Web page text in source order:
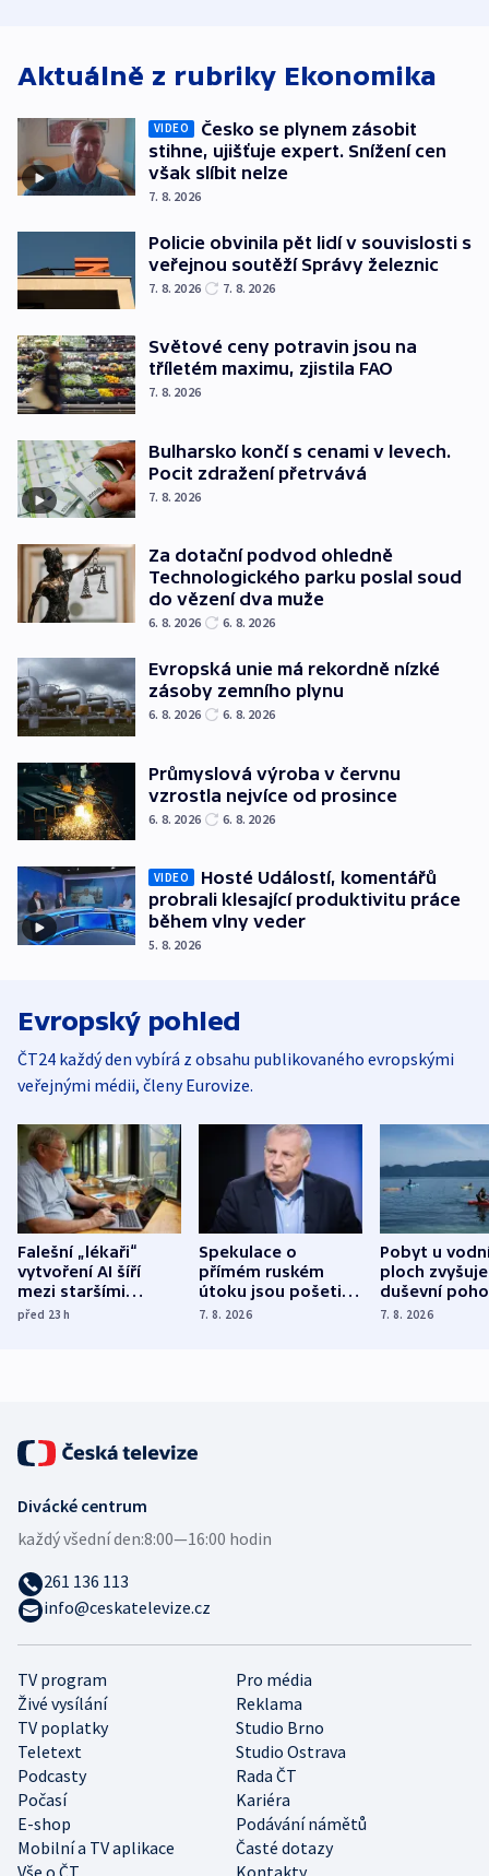
Aktuálně z rubriky Ekonomika
VIDEO
Česko se plynem zásobit
stihne, ujišťuje expert. Snížení cen
však slíbit nelze
7. 8. 2026
Policie obvinila pět lidí v souvislosti s
veřejnou soutěží Správy železnic
7. 8. 2026 7. 8. 2026
Světové ceny potravin jsou na
tříletém maximu, zjistila FAO
7. 8. 2026
Bulharsko končí s cenami v levech.
Pocit zdražení přetrvává
7. 8. 2026
Za dotační podvod ohledně
Technologického parku poslal soud
do vězení dva muže
6. 8. 2026 6. 8. 2026
Evropská unie má rekordně nízké
zásoby zemního plynu
6. 8. 2026 6. 8. 2026
Průmyslová výroba v červnu
vzrostla nejvíce od prosince
6. 8. 2026 6. 8. 2026
VIDEO
Hosté Událostí, komentářů
probrali klesající produktivitu práce
během vlny veder
5. 8. 2026
Evropský pohled
ČT24 každý den vybírá z obsahu publikovaného evropskými
veřejnými médii, členy Eurovize.
Falešní „lékaři“
vytvoření AI šíří
mezi staršími
Poláky nebezpečné
před 23h
Spekulace o
přímém ruském
útoku jsou pošetilé,
míní estonský
7. 8. 2026
Pobyt u
ploch zvyšuje
duševní
ukázala
7. 8. 2026
TV program
Pro média
Živé vysílání
Reklama
TV poplatky
Studio Brno
Teletext
Studio Ostrava
Podcasty
Rada ČT
Počasí
Kariéra
E-shop
Podávání námětů
Mobilní a TV aplikace
Časté dotazy
Divácké centrum
každý všední den:8:00—16:00 hodin
261 136 113
info@ceskatelevize.cz